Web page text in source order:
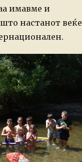
имавме и
настанот веќе